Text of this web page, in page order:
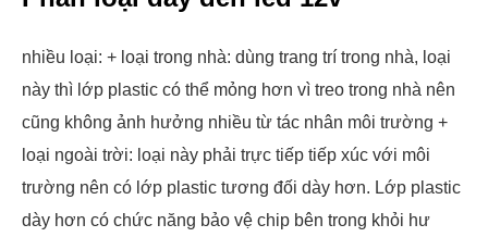
nhiều loại: + loại trong nhà: dùng trang trí trong nhà, loại
này thì lớp plastic có thể mỏng hơn vì treo trong nhà nên
cũng không ảnh hưởng nhiều từ tác nhân môi trường +
loại ngoài trời: loại này phải trực tiếp tiếp xúc với môi
trường nên có lớp plastic tương đối dày hơn. Lớp plastic
dày hơn có chức năng bảo vệ chip bên trong khỏi hư